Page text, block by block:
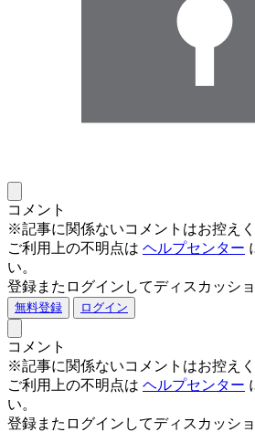
コメント
※記事に関係ないコメントはお控えく
ご利用上の不明点は ヘルプセンター
い。
登録またログインしてディスカッシ
無料登録 ログイン
コメント
※記事に関係ないコメントはお控えく
ご利用上の不明点は ヘルプセンター
い。
登録またログインしてディスカッシ